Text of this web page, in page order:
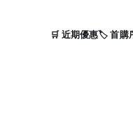
🛒 近期優惠🏷️ 首購